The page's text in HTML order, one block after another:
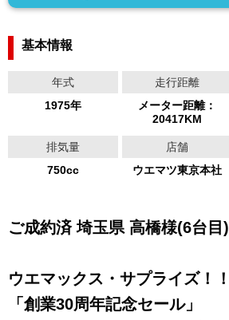
基本情報
年式
1975年
走行距離
メーター距離：
20417KM
排気量
750cc
店舗
ウエマツ東京本社
ご成約済 埼玉県 高橋様(6台目)
ウエマックス・サプライズ！！
「創業30周年記念セール」